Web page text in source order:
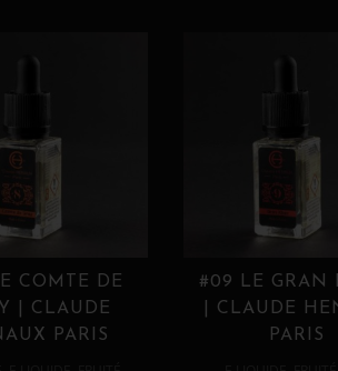
COMTE DE
| CLAUDE
PARIS
#09 LE GRAN
| CLAUDE
PARIS